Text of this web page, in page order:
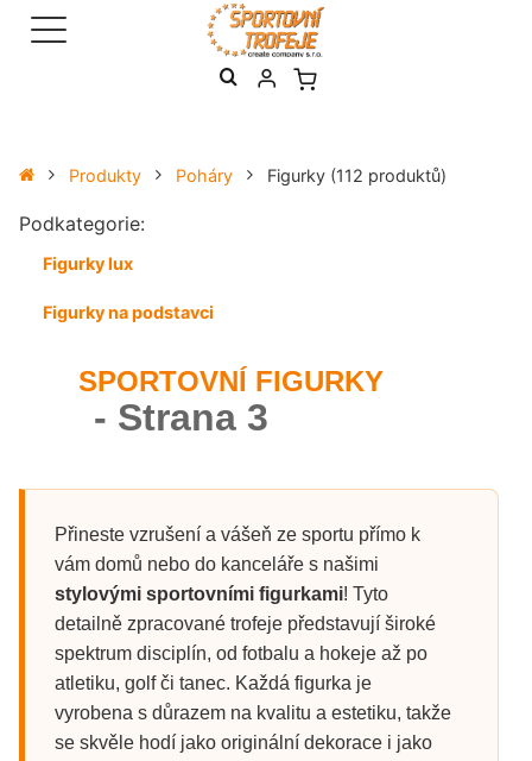
Produkty Poháry Figurky (112 produktů)
Podkategorie:
Figurky lux
Figurky na podstavci
SPORTOVNÍ FIGURKY
- Strana 3
Přineste vzrušení a vášeň ze sportu přímo k
vám domů nebo do kanceláře s našimi
stylovými sportovními figurkami! Tyto
detailně zpracované trofeje představují široké
spektrum disciplín, od fotbalu a hokeje až po
atletiku, golf či tanec. Každá figurka je
vyrobena s důrazem na kvalitu a estetiku, takže
se skvěle hodí jako originální dekorace i jako